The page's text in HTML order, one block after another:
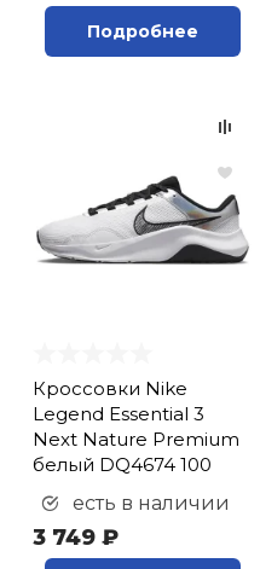
Подробнее
Кроссовки Nike
Legend Essential 3
Next Nature Premium
белый DQ4674 100
есть в наличии
3 749 ₽